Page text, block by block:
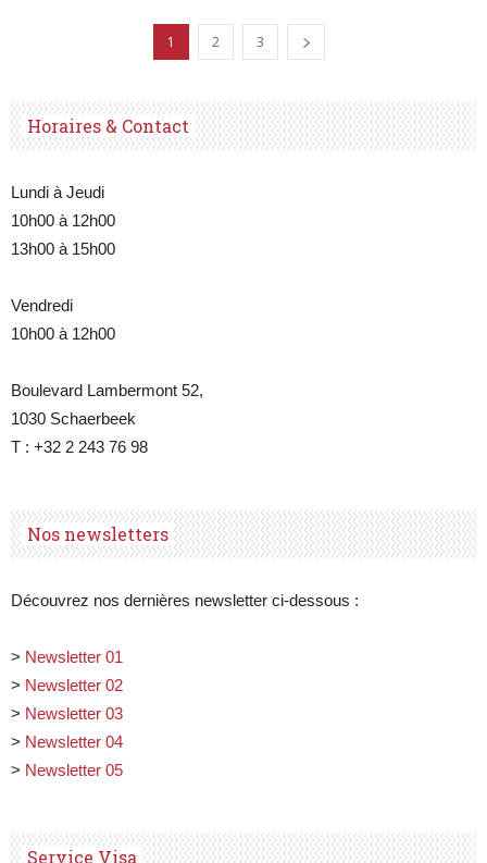
1 2 3
Horaires & Contact
Lundi à Jeudi
10h00 à 12h00
13h00 à 15h00
Vendredi
10h00 à 12h00
Boulevard Lambermont 52,
1030 Schaerbeek
T : +32 2 243 76 98
Nos newsletters
Découvrez nos dernières newsletter ci-dessous :
> Newsletter 01
> Newsletter 02
> Newsletter 03
> Newsletter 04
> Newsletter 05
Service Visa